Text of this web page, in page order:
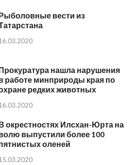
вести из
нашла нарушения
работе минприроды края по
редких животных
окрестностях Илсхан-Юрта на
выпустили более 100
оленей